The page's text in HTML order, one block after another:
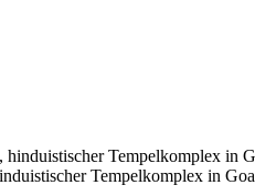
Tempelkomplex in Goa